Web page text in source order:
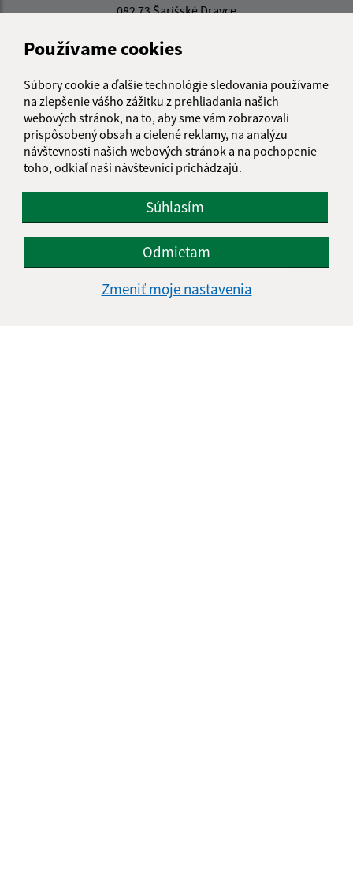
Používame cookies
Súbory cookie a ďalšie technológie sledovania používame
na zlepšenie vášho zážitku z prehliadania našich
webových stránok, na to, aby sme vám zobrazovali
prispôsobený obsah a cielené reklamy, na analýzu
návštevnosti našich webových stránok a na pochopenie
toho, odkiaľ naši návštevníci prichádzajú.
Súhlasím
Odmietam
Zmeniť moje nastavenia
082 73 Šarišské Dravce
info@sardravce.sk
+421 51 4597 221
IČO: 00327794